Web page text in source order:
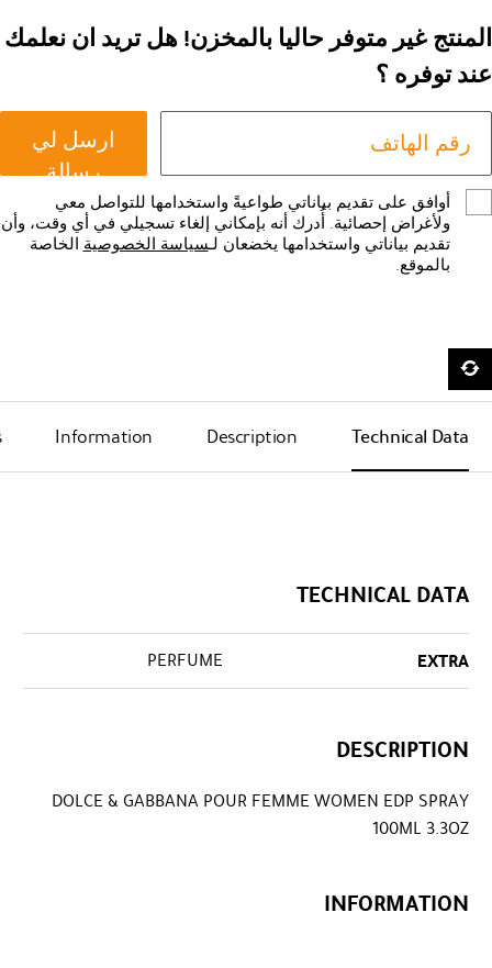
المنتج غير متوفر حاليا بالمخزن! هل تريد ان نعلمك
عند توفره ؟
ارسل لي
رسالة
أوافق على تقديم بياناتي طواعيةً واستخدامها للتواصل معي
ولأغراض إحصائية. أُدرك أنه بإمكاني إلغاء تسجيلي في أي وقت، وأن
تقديم بياناتي واستخدامها يخضعان لـسياسة الخصوصية الخاصة
بالموقع.
Technical Data
Description
Information
TECHNICAL DATA
EXTRA
PERFUME
DESCRIPTION
DOLCE & GABBANA POUR FEMME WOMEN EDP SPRAY
100ML 3.3OZ
INFORMATION